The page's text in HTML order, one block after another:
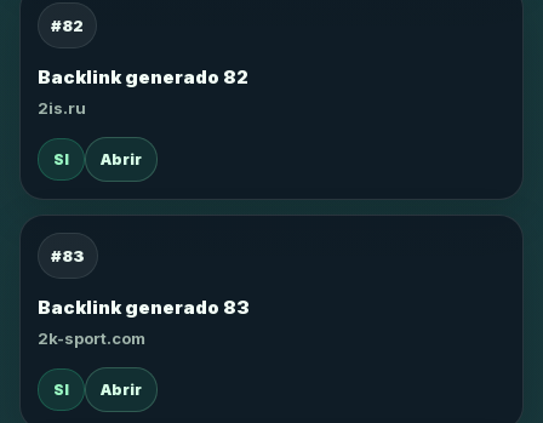
#82
Backlink generado 82
2is.ru
SI Abrir
#83
Backlink generado 83
2k-sport.com
SI Abrir